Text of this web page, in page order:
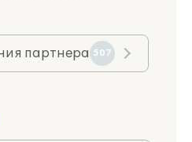
партнера 507